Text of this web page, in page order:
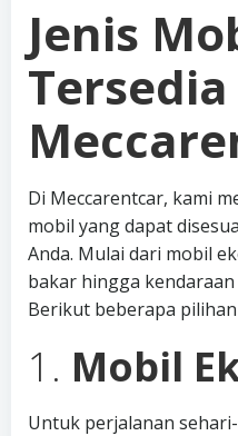
Jenis
Di Meccarentcar, kami
mobil yang dapat
Anda. Mulai dari mobil
bakar hingga
Berikut beberapa
1. Mobil
Untuk perjalanan